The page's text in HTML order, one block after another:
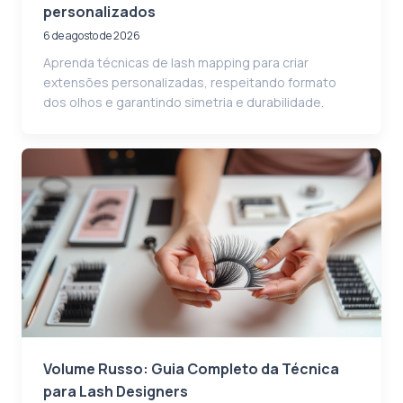
personalizados
6 de agosto de 2026
Aprenda técnicas de lash mapping para criar
extensões personalizadas, respeitando formato
dos olhos e garantindo simetria e durabilidade.
Volume Russo: Guia Completo da Técnica
para Lash Designers